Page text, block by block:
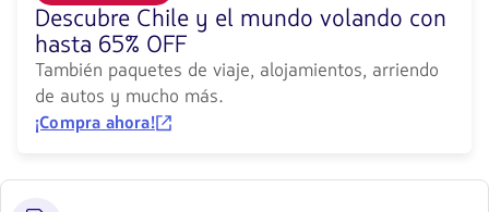
Descubre Chile y el mundo volando con
hasta 65% OFF
También paquetes de viaje, alojamientos, arriendo
de autos y mucho más.
¡Compra ahora!